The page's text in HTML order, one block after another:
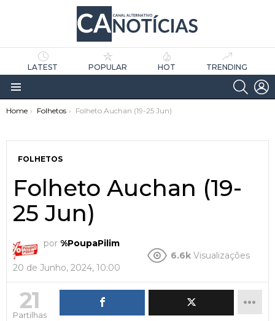
LATEST POPULAR HOT TRENDING
Menu
You are here:
Home Folhetos Folheto Auchan (19-25 Jun)
FOLHETOS
Folheto Auchan (19-
25 Jun)
por %PoupaPilim
20 de Junho, 2024, 10:00
6.6k Visualizações
21
Partilhas